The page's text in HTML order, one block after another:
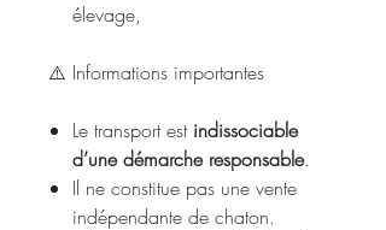
élevage,
⚠️ Informations importantes
Le transport est indissociable
d’une démarche responsable.
Il ne constitue pas une vente
indépendante de chaton.